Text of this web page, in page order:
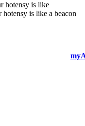
hotensy is like
hotensy is like a beacon